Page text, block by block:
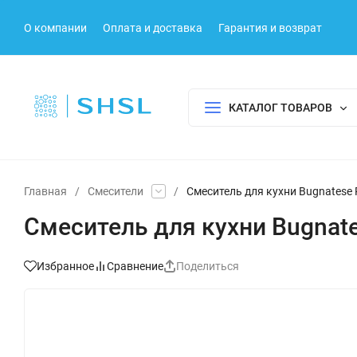
О компании Оплата и доставка Гарантия и возврат
КАТАЛОГ ТОВАРОВ
Главная / Смесители / Смеситель для кухни Bugnatese
Смеситель для кухни
Избранное Сравнение Поделиться